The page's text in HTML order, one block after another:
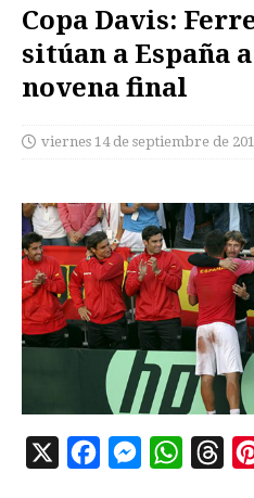
Copa Davis:
sitúan a España
novena final
viernes 14 de septiembre de
X
M
W